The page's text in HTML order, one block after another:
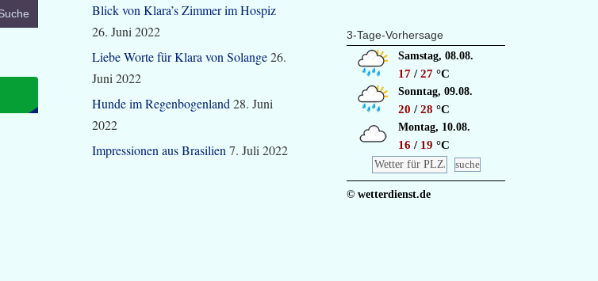
Blick von Klara’s Zimmer im Hospiz
26. Juni 2022
Liebe Worte für Klara von Solange26.
Juni 2022
Hunde im Regenbogenland 28. Juni
2022
Impressionen aus Brasilien 7. Juli 2022
3-Tage-Vorhersage
Samstag, 08.08.
17 /27 °C
Sonntag, 09.08.
20 /28 °C
Montag, 10.08.
16 / 19 °C
© wetterdienst.de